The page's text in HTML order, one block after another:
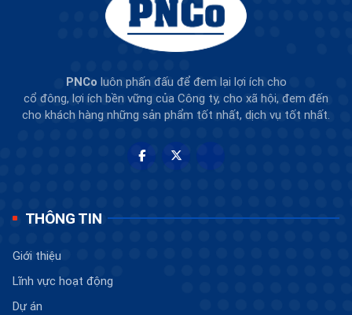
PNCo luôn phấn đấu để đem lại lợi ích cho
cổ đông, lợi ích bền vững của Công ty, cho xã hội, đem đến
cho khách hàng những sản phẩm tốt nhất, dịch vụ tốt nhất.
THÔNG TIN
Giới thiệu
Lĩnh vực hoạt động
Dự án